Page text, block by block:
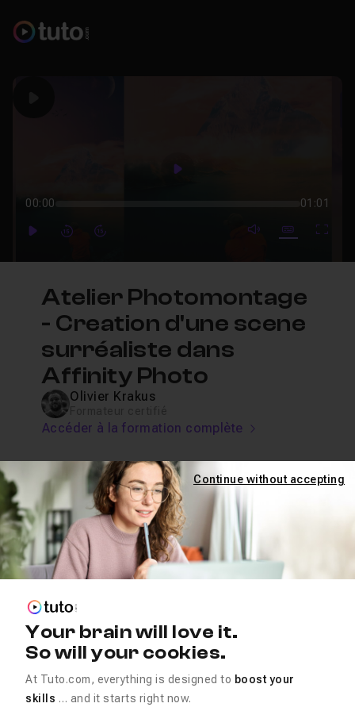
Play
00:00 01:01
PlayForwardForward mute video
Subtitles
Atelier Photomontage
- Creation d'une scene
surréaliste dans
Affinity Photo
Olivier Krakus
Accéder à la formation complète